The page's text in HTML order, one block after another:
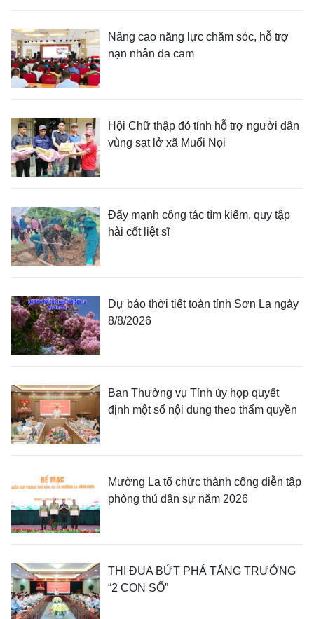
Nâng cao năng lực chăm sóc, hỗ trợ
nạn nhân da cam
Hội Chữ thập đỏ tỉnh hỗ trợ người dân
vùng sạt lở xã Muổi Nọi
Đẩy mạnh công tác tìm kiếm, quy tập
hài cốt liệt sĩ
Dự báo thời tiết toàn tỉnh Sơn La ngày
8/8/2026
Ban Thường vụ Tỉnh ủy họp quyết
định một số nội dung theo thẩm quyền
Mường La tổ chức thành công diễn tập
phòng thủ dân sự năm 2026
THI ĐUA BỨT PHÁ TĂNG TRƯỞNG
“2 CON SỐ”